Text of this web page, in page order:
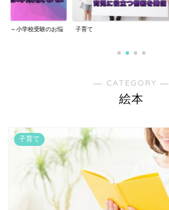
室～小学校受験のお悩 子育て
― CATEGORY ―
絵本
子育て